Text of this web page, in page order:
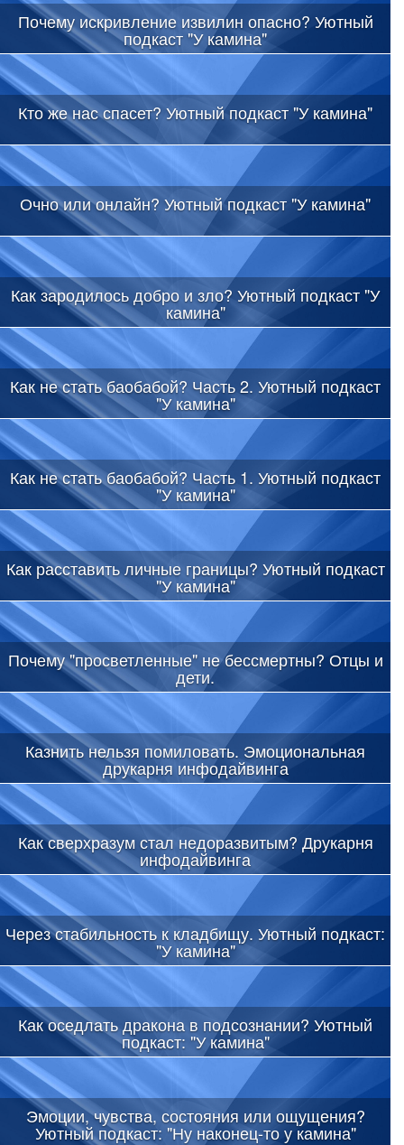
Почему искривление извилин опасно? Уютный
подкаст "У камина"
Кто же нас спасет? Уютный подкаст "У камина"
Очно или онлайн? Уютный подкаст "У камина"
Как зародилось добро и зло? Уютный подкаст "У
камина"
Как не стать баобабой? Часть 2. Уютный подкаст
"У камина"
Как не стать баобабой? Часть 1. Уютный подкаст
"У камина"
Как расставить личные границы? Уютный подкаст
"У камина"
Почему "просветленные" не бессмертны? Отцы и
дети.
Казнить нельзя помиловать. Эмоциональная
друкарня инфодайвинга
Как сверхразум стал недоразвитым? Друкарня
инфодайвинга
Через стабильность к кладбищу. Уютный подкаст:
"У камина"
Как оседлать дракона в подсознании? Уютный
подкаст: "У камина"
Эмоции, чувства, состояния или ощущения?
Уютный подкаст: "Ну наконец-то у камина"